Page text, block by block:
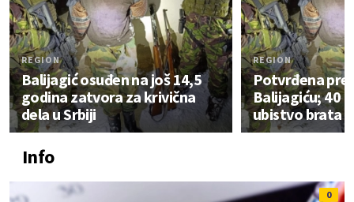
REGION
Balijagić osuđen na još 14,5
godina zatvora za krivična
dela u Srbiji
REGION
Potvrđena
Balijagiću; 40
ubistvo brata i
Info
0